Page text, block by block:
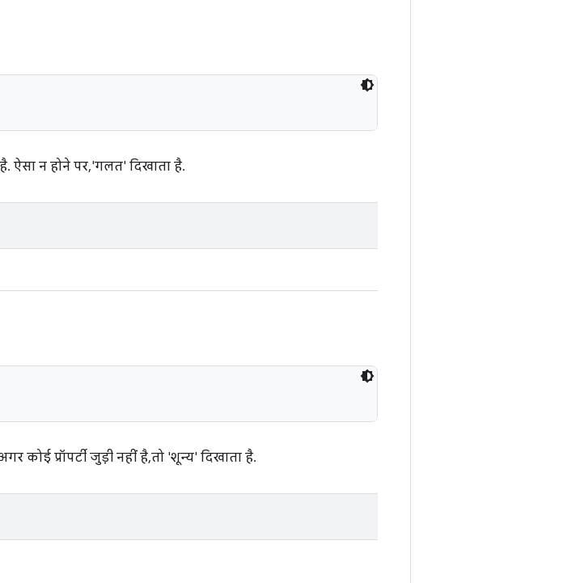
ऐसा न होने पर, 'गलत' दिखाता है.
कोई प्रॉपर्टी जुड़ी नहीं है, तो 'शून्य' दिखाता है.